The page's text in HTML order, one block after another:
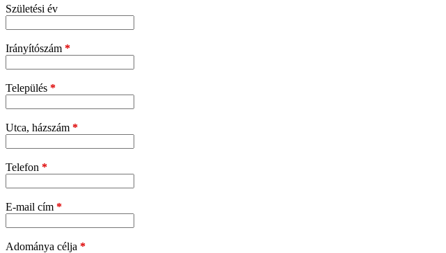
Születési év
Irányítószám *
Település *
Utca, házszám *
Telefon *
E-mail cím *
Adománya célja *